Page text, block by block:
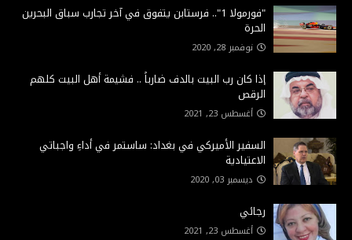
"فورمولا 1".. فرستابن يتفوق في آخر تجارب سباق البحرين
الحرة
نوفمبر 28, 2020
إذا كان رب البيت بالدف ضارباً .. فشيمة أهل البيت كلهم
الرقص
أغسطس 23, 2021
السفير الأميركي في بغداد: ساستمر في أداءِ واجباتي
الاعتيادية
ديسمبر 03, 2020
رجائي
أغسطس 23, 2021